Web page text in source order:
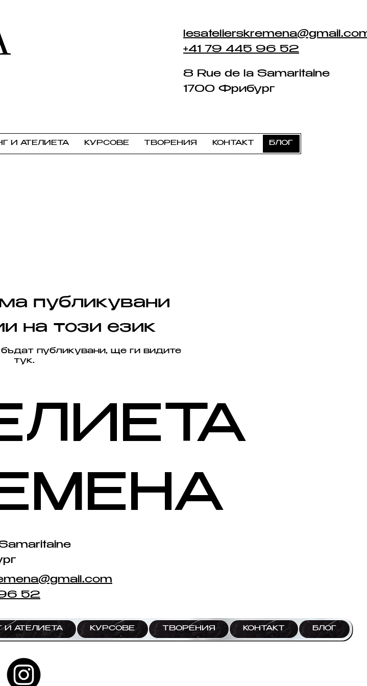
+41 79 445 96 52
8 Rue de la Samaritaine
1700 Фрибург
И АТЕЛИЕТА КУРСОВЕ ТВОРЕНИЯ КОНТАКТ БЛОГ
публикувани
на този език
публикувани, ще ги видите
тук.
96 52
И АТЕЛИЕТА КУРСОВЕ ТВОРЕНИЯ КОНТАКТ БЛОГ